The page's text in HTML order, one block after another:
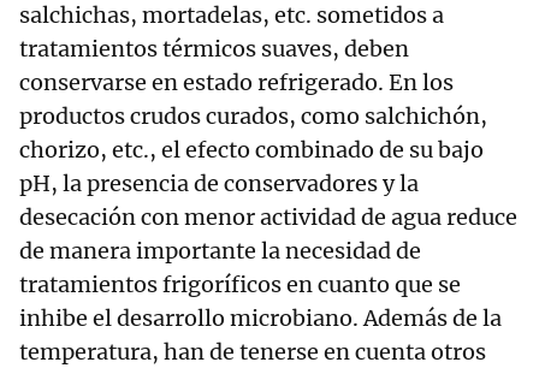
salchichas, mortadelas, etc. sometidos a
tratamientos térmicos suaves, deben
conservarse en estado refrigerado. En los
productos crudos curados, como salchichón,
chorizo, etc., el efecto combinado de su bajo
pH, la presencia de conservadores y la
desecación con menor actividad de agua reduce
de manera importante la necesidad de
tratamientos frigoríficos en cuanto que se
inhibe el desarrollo microbiano. Además de la
temperatura, han de tenerse en cuenta otros